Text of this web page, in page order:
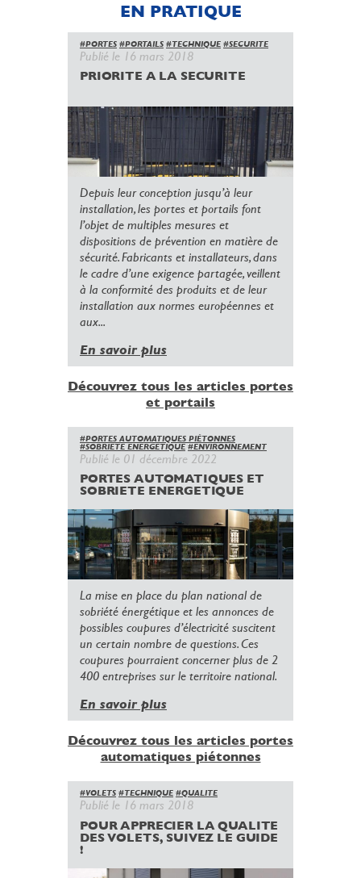
EN PRATIQUE
#PORTES #PORTAILS #TECHNIQUE #SECURITE
Publié le 16 mars 2018
PRIORITE A LA SECURITE
Depuis leur conception jusqu’à leur
installation, les portes et portails font
l’objet de multiples mesures et
dispositions de prévention en matière de
sécurité. Fabricants et installateurs, dans
le cadre d’une exigence partagée, veillent
à la conformité des produits et de leur
installation aux normes européennes et
aux...
En savoir plus
Découvrez tous les articles portes
et portails
#PORTES AUTOMATIQUES PIÉTONNES
#SOBRIETE ENERGETIQUE #ENVIRONNEMENT
Publié le 01 décembre 2022
PORTES AUTOMATIQUES ET
SOBRIETE ENERGETIQUE
La mise en place du plan national de
sobriété énergétique et les annonces de
possibles coupures d’électricité suscitent
un certain nombre de questions. Ces
coupures pourraient concerner plus de 2
400 entreprises sur le territoire national.
En savoir plus
Découvrez tous les articles portes
automatiques piétonnes
#VOLETS #TECHNIQUE #QUALITE
Publié le 16 mars 2018
POUR APPRECIER LA QUALITE
DES VOLETS, SUIVEZ LE GUIDE
!